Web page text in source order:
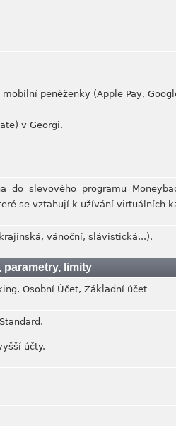
peněženky (Apple Pay,
v Georgi.
do slevového programu
se vztahují k užívání virtuálních
vánoční, slávistická...).
parametry, limity
Osobní Účet, Základní účet
účty.